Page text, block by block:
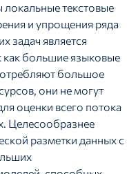
текстовые
и упрощения ряда
задач является
как большие языковые
большое
они не могут
оценки всего потока
Целесообразнее
разметки данных с